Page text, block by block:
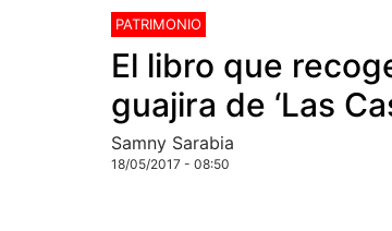
PATRIMONIO
El libro que
guajira de ‘Las
Samny Sarabia
18/05/2017 - 08:50